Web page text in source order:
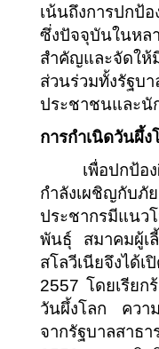
เน้นถึงการปกป้
ซึ่งปัจจุบันในห
สำคัญและจัดใ
ส่วนร่วมทั้งรั
ประชาชนและนั
การกำเนิดวันผึ้ง
เพื่อปกป้อ
กำลังเผชิญกับภั
ประชากรมีแนว
พันธุ์ สมาคมผู้เลี้
สโลวีเนียจึงไ
2557 โดยเรียก
วันผึ้งโลก ควา
จากรัฐบาลสา